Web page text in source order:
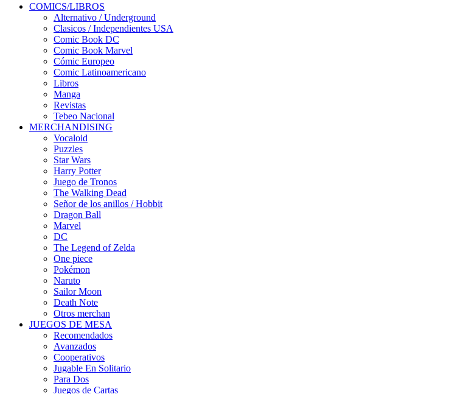
COMICS/LIBROS
Alternativo / Underground
Clasicos / Independientes USA
Comic Book DC
Comic Book Marvel
Cómic Europeo
Comic Latinoamericano
Libros
Manga
Revistas
Tebeo Nacional
MERCHANDISING
Vocaloid
Puzzles
Star Wars
Harry Potter
Juego de Tronos
The Walking Dead
Señor de los anillos / Hobbit
Dragon Ball
Marvel
DC
The Legend of Zelda
One piece
Pokémon
Naruto
Sailor Moon
Death Note
Otros merchan
JUEGOS DE MESA
Recomendados
Avanzados
Cooperativos
Jugable En Solitario
Para Dos
Juegos de Cartas